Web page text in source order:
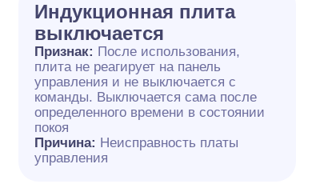
Индукционная плита
выключается
Признак: После использования,
плита не реагирует на панель
управления и не выключается с
команды. Выключается сама после
определенного времени в состоянии
покоя
Причина: Неисправность платы
управления